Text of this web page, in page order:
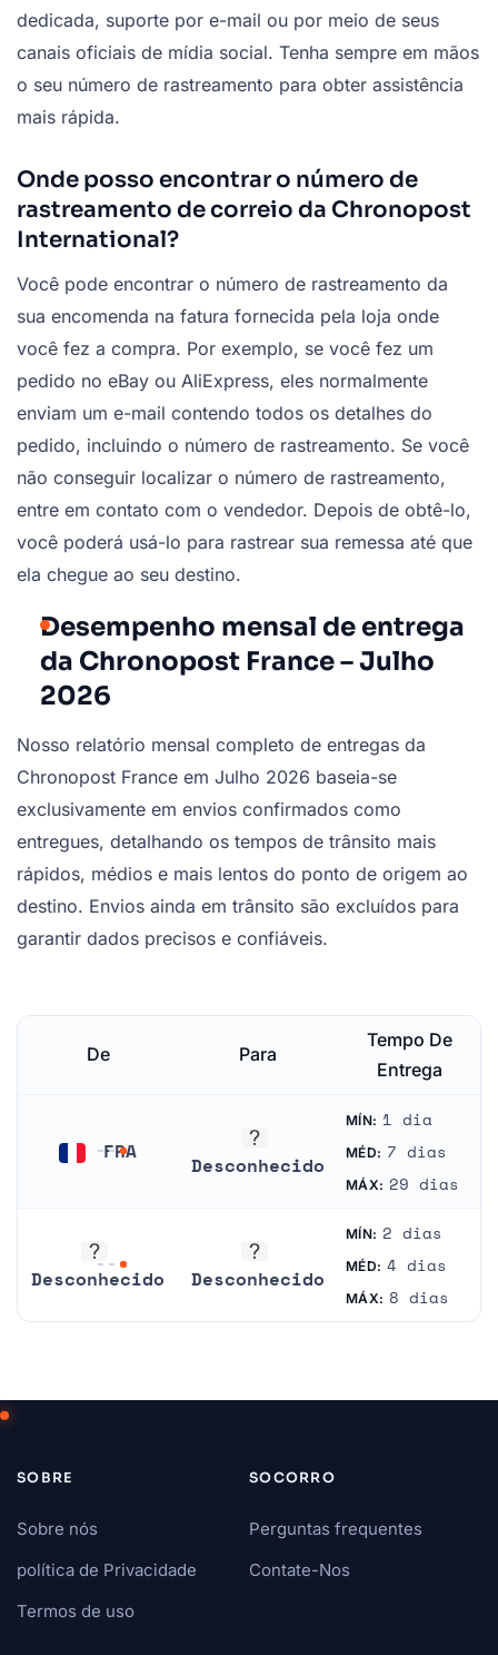
dedicada, suporte por e-mail ou por meio de seus
canais oficiais de mídia social. Tenha sempre em mãos
o seu número de rastreamento para obter assistência
mais rápida.
Onde posso encontrar o número de
rastreamento de correio da Chronopost
International?
Você pode encontrar o número de rastreamento da
sua encomenda na fatura fornecida pela loja onde
você fez a compra. Por exemplo, se você fez um
pedido no eBay ou AliExpress, eles normalmente
enviam um e-mail contendo todos os detalhes do
pedido, incluindo o número de rastreamento. Se você
não conseguir localizar o número de rastreamento,
entre em contato com o vendedor. Depois de obtê-lo,
você poderá usá-lo para rastrear sua remessa até que
ela chegue ao seu destino.
Desempenho mensal de entrega
da Chronopost France – Julho
2026
Nosso relatório mensal completo de entregas da
Chronopost France em Julho 2026 baseia-se
exclusivamente em envios confirmados como
entregues, detalhando os tempos de trânsito mais
rápidos, médios e mais lentos do ponto de origem ao
destino. Envios ainda em trânsito são excluídos para
garantir dados precisos e confiáveis.
De Para
Tempo De
Entrega
FRA
Desconhecido
MÍN: 1 dia
MÉD: 7 dias
MÁX: 29 dias
Desconhecido Desconhecido
MÍN: 2 dias
MÉD: 4 dias
MÁX: 8 dias
SOBRE
Sobre nós
política de Privacidade
Termos de uso
SOCORRO
Perguntas frequentes
Contate-Nos